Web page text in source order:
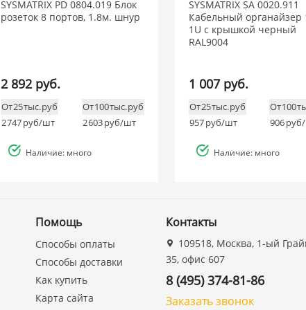
SYSMATRIX PD 0804.019 Блок
розеток 8 портов, 1.8м. шнур
2 892 руб.
От 25 тыс. руб
2 747руб/шт
От 100 тыс. руб
2 603руб/шт
Наличие: много
SYSMATRIX SA 0020.911
Кабельный органайзер
1U с крышкой черный
RAL9004
1 007 руб.
От 25 тыс. руб
957руб/шт
От 100
906
Наличие: много
Помощь
Способы оплаты
Способы доставки
Как купить
Карта сайта
Контакты
109518, Москва, 1-ый
35, офис 607
8 (495) 374-81-86
Заказать звонок